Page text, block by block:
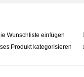
Wunschliste einfügen
Produkt kategorisieren